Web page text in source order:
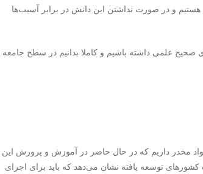
و در صورت نداشتن این دانش در برابر آسیب‌ها
صحیح علمی داشته باشیم و کاملا بدانیم در سطح جامعه
مخدر داریم که در حال حاضر در آموزش و پرورش این
توسعه یافته نشان می‌دهد که باید برای اجرای